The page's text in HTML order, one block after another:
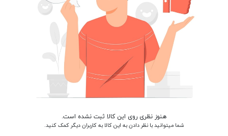
هنوز نظری روی این کالا ثبت نشده است.
شما میتوانید با نظر دادن به این کالا به کاربران دیگر کمک کنید.